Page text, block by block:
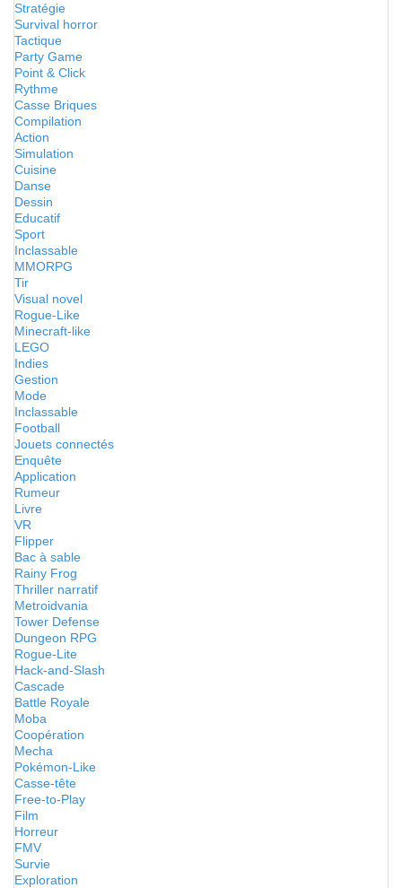
Stratégie
Survival horror
Tactique
Party Game
Point & Click
Rythme
Casse Briques
Compilation
Action
Simulation
Cuisine
Danse
Dessin
Educatif
Sport
Inclassable
MMORPG
Tir
Visual novel
Rogue-Like
Minecraft-like
LEGO
Indies
Gestion
Mode
Inclassable
Football
Jouets connectés
Enquête
Application
Rumeur
Livre
VR
Flipper
Bac à sable
Rainy Frog
Thriller narratif
Metroidvania
Tower Defense
Dungeon RPG
Rogue-Lite
Hack-and-Slash
Cascade
Battle Royale
Moba
Coopération
Mecha
Pokémon-Like
Casse-tête
Free-to-Play
Film
Horreur
FMV
Survie
Exploration